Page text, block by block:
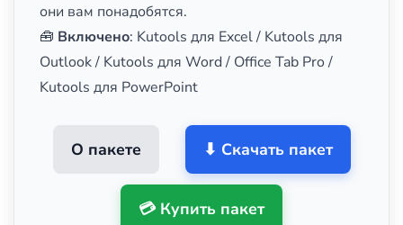
они вам понадобятся.
🧰 Включено: Kutools для Excel / Kutools для
Outlook / Kutools для Word / Office Tab Pro /
Kutools для PowerPoint
О пакете ⬇ Скачать пакет
💳 Купить пакет